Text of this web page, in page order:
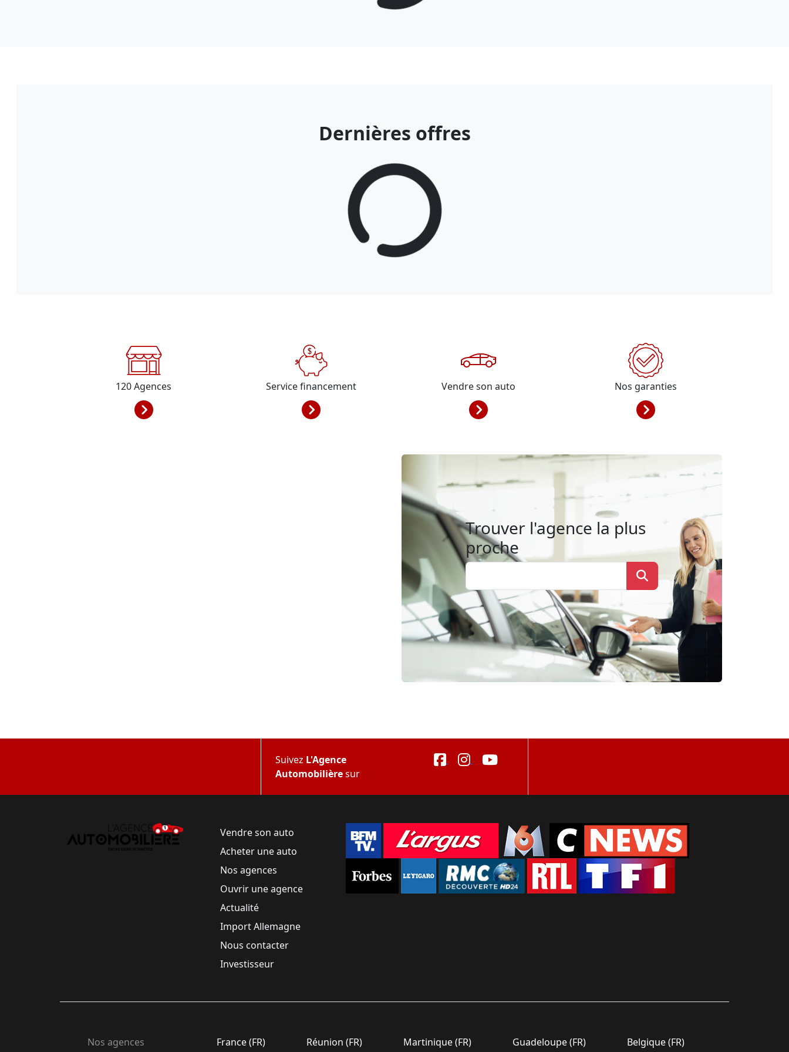
Dernières offres
120Agences Service financement Vendre son auto Nos garanties
Trouver l'agence la plus
proche
Suivez L'Agence
Automobilièresur
Vendre son auto
Acheter une auto
Nos agences
Ouvrir une agence
Actualité
Import Allemagne
Nous contacter
Investisseur
Nos agences France (FR) Réunion (FR) Martinique (FR) Guadeloupe (FR) Belgique (FR)